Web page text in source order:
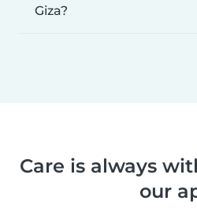
Giza?
Care is always
our